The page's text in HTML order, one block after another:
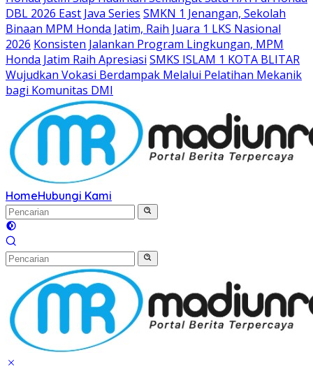
DBL 2026 East Java Series SMKN 1 Jenangan, Sekolah
Binaan MPM Honda Jatim, Raih Juara 1 LKS Nasional
2026 Konsisten Jalankan Program Lingkungan, MPM
Honda Jatim Raih Apresiasi SMKS ISLAM 1 KOTA BLITAR
Wujudkan Vokasi Berdampak Melalui Pelatihan Mekanik
bagi Komunitas DMI
HomeHubungi Kami